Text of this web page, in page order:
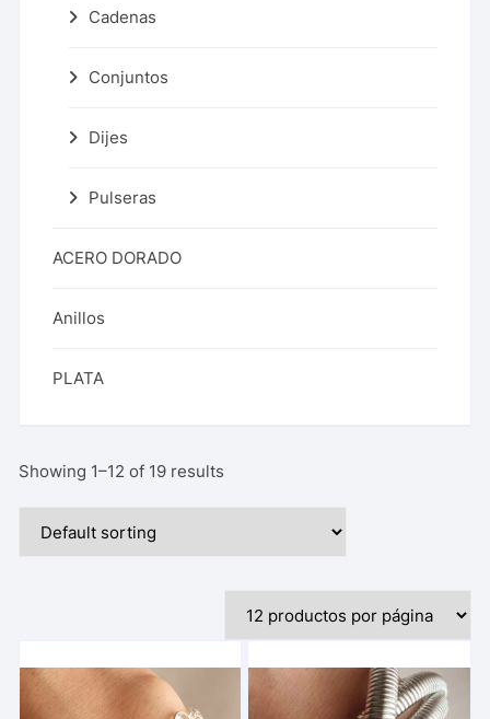
Showing 1–12 of 19 results
Cadenas
Conjuntos
Dijes
Pulseras
ACERO DORADO
Anillos
PLATA